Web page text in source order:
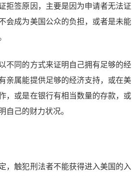
拒签原因，主要是因为申请者无法证
会成为美国公众的负担，或者是未能
不同的方式来证明自己拥有足够的经
亲属能提供足够的经济支持，或在美
，或是在银行有相当数量的存款，或
自己的财力状况。
，触犯刑法者不能获得进入美国的入